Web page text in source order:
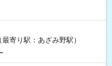
（前払い）オプションあ
1週間ほどで給与の一部を受け
（休憩1時間） 時給1,300円
日の役割により時給＋100
（休憩なし） 時給1,300
円＋交通費 【試用期
寄り駅：あざみ野駅）